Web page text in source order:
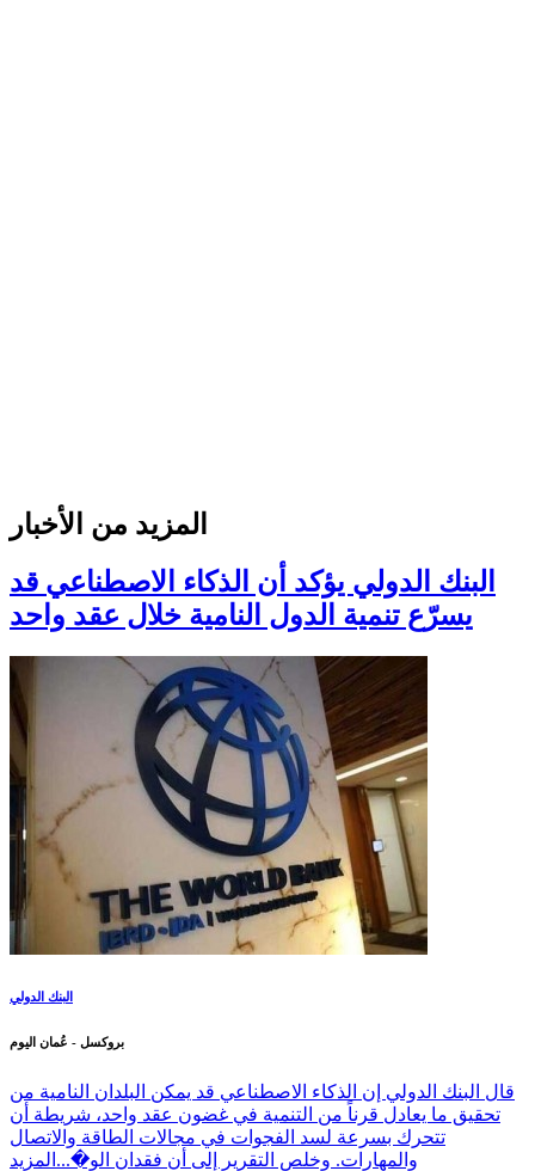
المزيد من الأخبار
البنك الدولي يؤكد أن الذكاء الاصطناعي قد
يسرّع تنمية الدول النامية خلال عقد واحد
البنك الدولي
بروكسل - عُمان اليوم
قال البنك الدولي إن الذكاء الاصطناعي قد يمكن البلدان النامية من
تحقيق ما يعادل قرناً من التنمية في غضون عقد واحد، شريطة أن
تتحرك بسرعة لسد الفجوات في مجالات الطاقة والاتصال
والمهارات. وخلص التقرير إلى أن فقدان الو�... المزيد